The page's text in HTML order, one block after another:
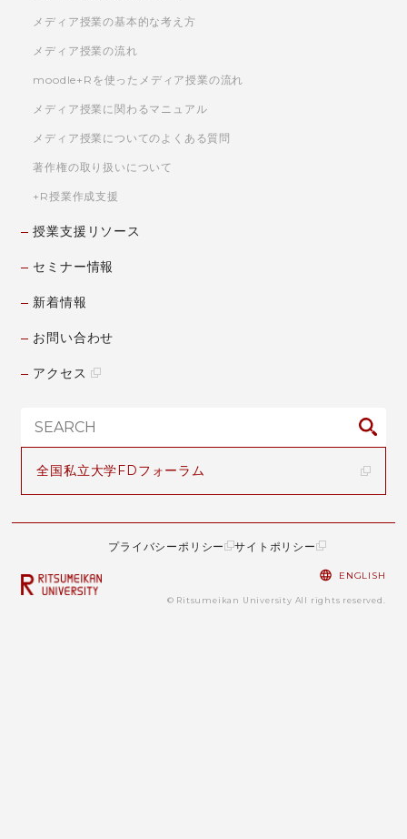
メディア授業の基本的な考え方
メディア授業の流れ
moodle+Rを使った メディア授業の流れ
メディア授業に関わるマニュアル
メディア授業についてのよくある質問
著作権の取り扱いについて
+R授業作成支援
授業支援リソース
セミナー情報
新着情報
お問い合わせ
アクセス
全国私立大学FDフォーラム
プライバシーポリシー サイトポリシー
ENGLISH
© Ritsumeikan University All rights reserved.